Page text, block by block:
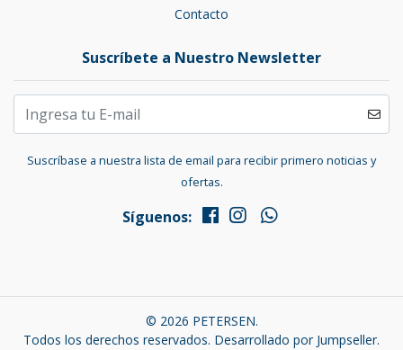
Contacto
Suscríbete a Nuestro Newsletter
Suscríbase a nuestra lista de email para recibir primero noticias y
ofertas.
Síguenos:
© 2026 PETERSEN.
Todos los derechos reservados. Desarrollado por Jumpseller.